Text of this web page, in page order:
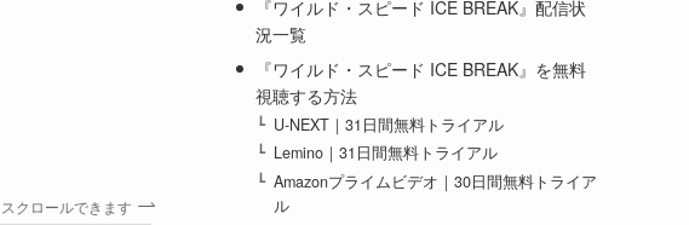
スクロールできます
『ワイルド・スピード ICE BREAK』配信状
況一覧
『ワイルド・スピード ICE BREAK』を無料
視聴する方法
U-NEXT｜31日間無料トライアル
Lemino｜31日間無料トライアル
Amazonプライムビデオ｜30日間無料トライア
ル